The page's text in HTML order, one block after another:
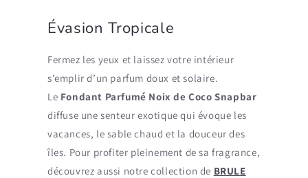
Évasion Tropicale
Fermez les yeux et laissez votre intérieur
s’emplir d’un parfum doux et solaire.
Le Fondant Parfumé Noix de Coco Snapbar
diffuse une senteur exotique qui évoque les
vacances, le sable chaud et la douceur des
îles. Pour profiter pleinement de sa fragrance,
découvrez aussi notre collection de BRULE